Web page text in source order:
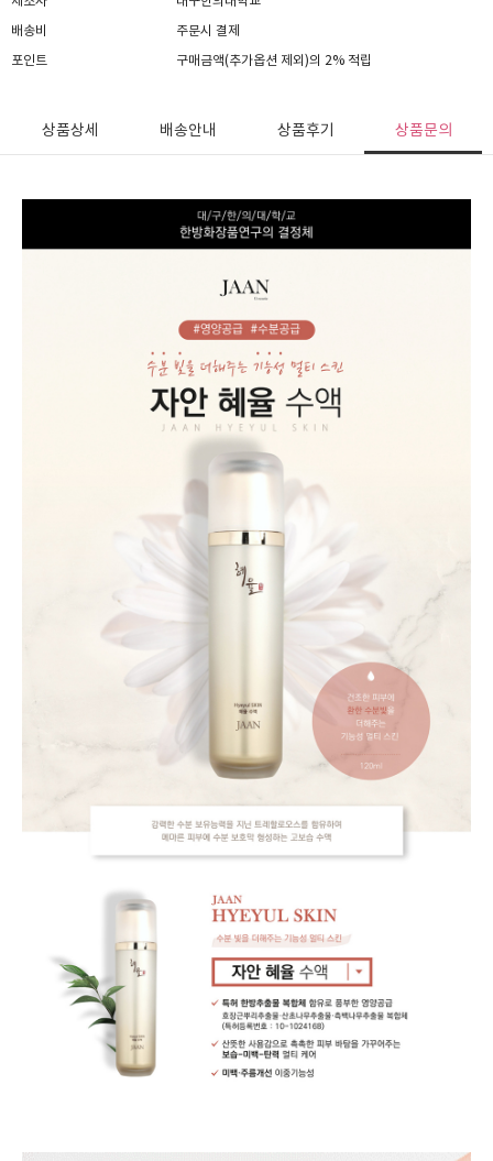
배송비 주문시 결제
포인트 구매금액(추가옵션 제외)의 2% 적립
상품상세 배송안내 상품후기 상품문의